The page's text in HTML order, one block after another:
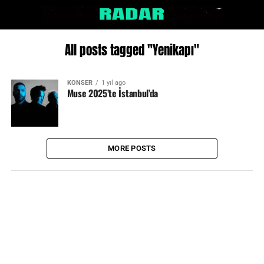
All posts tagged "Yenikapı"
KONSER 1 yıl ago
Muse 2025’te İstanbul’da
MORE POSTS